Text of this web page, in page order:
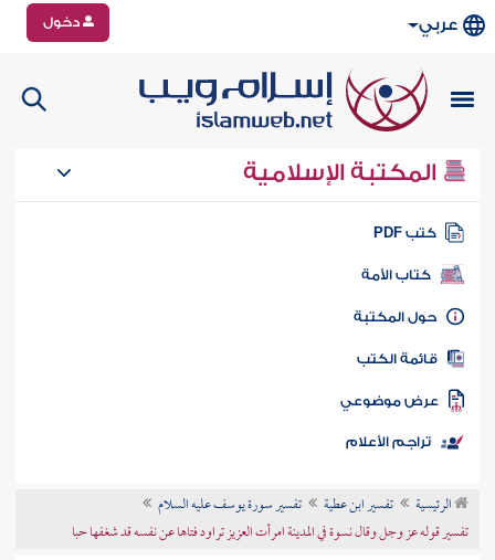
عربي دخول
المكتبة الإسلامية
كتب PDF
كتاب الأمة
المكتبة
الكتب
موضوعي
تراجم الأعلام
الرئيسية تفسير ابن عطية
تفسير سورة يوسف عليه السلام
تفسير قوله عز وجل وقال نسوة في المدينة امرأت العزيز تراود فتاها عن نفسه قد شغفها حبا